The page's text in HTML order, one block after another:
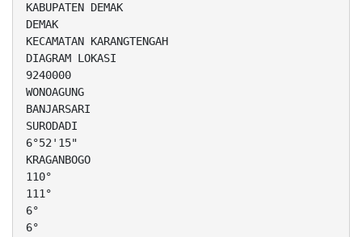
KABUPATEN DEMAK
DEMAK
KECAMATAN KARANGTENGAH
DIAGRAM LOKASI
9240000
WONOAGUNG
BANJARSARI
SURODADI
6°52'15"
KRAGANBOGO
110°
111°
6°
6°